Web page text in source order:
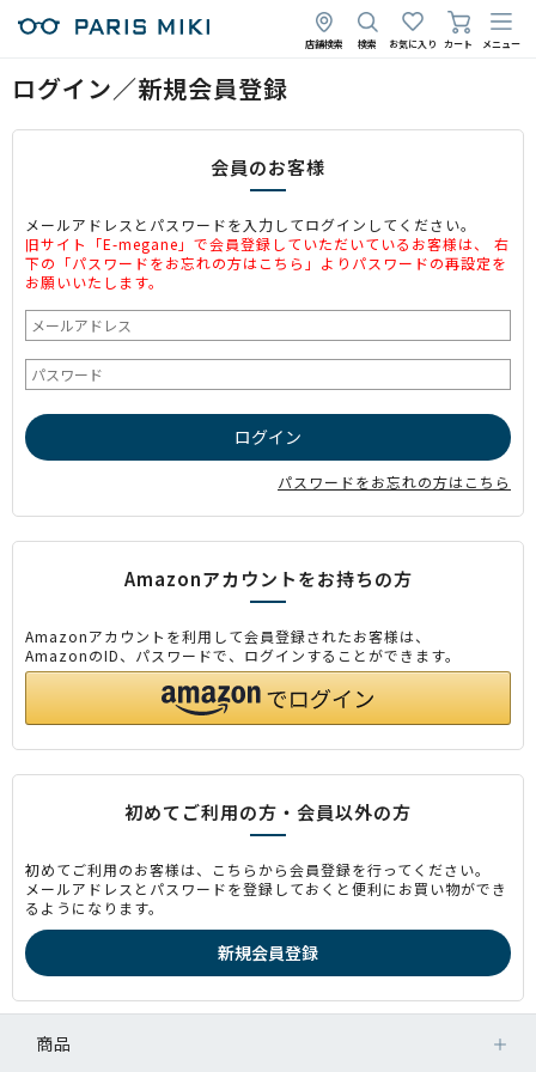
店舗検索 検索 お気に入り カート メニュー
ログイン／新規会員登録
会員のお客様
メールアドレスとパスワードを入力してログインしてください。
旧サイト「E-megane」で会員登録していただいているお客様は、 右
下の「パスワードをお忘れの方はこちら」よりパスワードの再設定を
お願いいたします。
パスワードをお忘れの方はこちら
Amazonアカウントをお持ちの方
Amazonアカウントを利用して会員登録されたお客様は、
AmazonのID、パスワードで、ログインすることができます。
初めてご利用の方・会員以外の方
初めてご利用のお客様は、こちらから会員登録を行ってください。
メールアドレスとパスワードを登録しておくと便利にお買い物ができ
るようになります。
商品